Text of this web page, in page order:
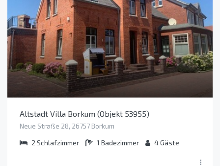
Altstadt Villa Borkum (Objekt 53955)
Neue Straße 28, 26757 Borkum
2 Schlafzimmer 1 Badezimmer 4Gäste